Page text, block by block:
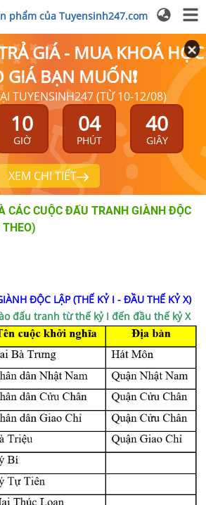
phẩm của Tuyensinh247.com
GIÁ - MUA KHOÁ HỌC
GIÁ BẠN MUỐN❗
TUYENSINH247 (TỪ 10-12/08)
10
GIỜ
04
PHÚT
39
GIÂY
XEM CHI TIẾT
CÁC CUỘC ĐẤU TRANH GIÀNH ĐỘC
ĐỘC LẬP (THẾ KỶ I - ĐẦU THẾ KỶ X)
đấu tranh từ thế kỷ I đến đầu thế kỷ X